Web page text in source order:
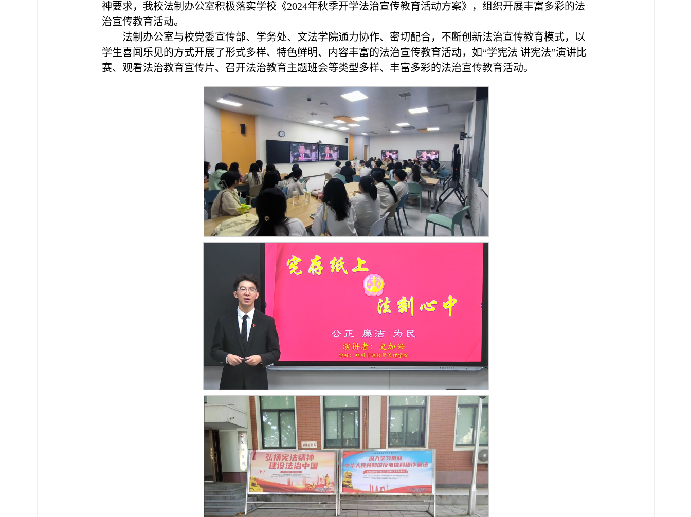
神要求，我校法制办公室积极落实学校《2024年秋季开学法治宣传教育活动方案》，组织开展丰富多彩的法
治宣传教育活动。
法制办公室与校党委宣传部、学务处、文法学院通力协作、密切配合，不断创新法治宣传教育模式，以
学生喜闻乐见的方式开展了形式多样、特色鲜明、内容丰富的法治宣传教育活动，如“学宪法 讲宪法”演讲比
赛、观看法治教育宣传片、召开法治教育主题班会等类型多样、丰富多彩的法治宣传教育活动。